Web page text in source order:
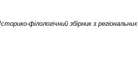
філологічний збірник з регіональних